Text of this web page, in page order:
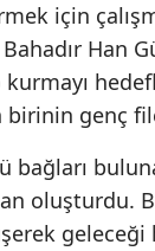
için
Bahadır Han
genç
oluşturdu.
geleceği